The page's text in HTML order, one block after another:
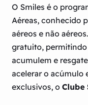
O Smiles é o
Aéreas, conhecido
aéreos e não
gratuito,
acumulem e
acelerar o acúmulo
exclusivos, o Clube